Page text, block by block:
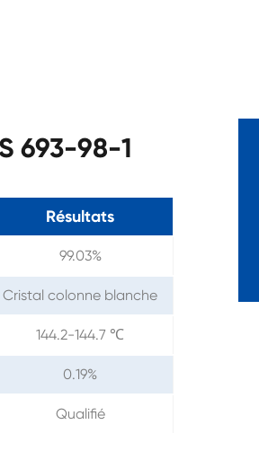
693-98-1
Résultats
99.03%
Cristal colonne blanche
144.2-144.7 ℃
0.19%
Qualifié